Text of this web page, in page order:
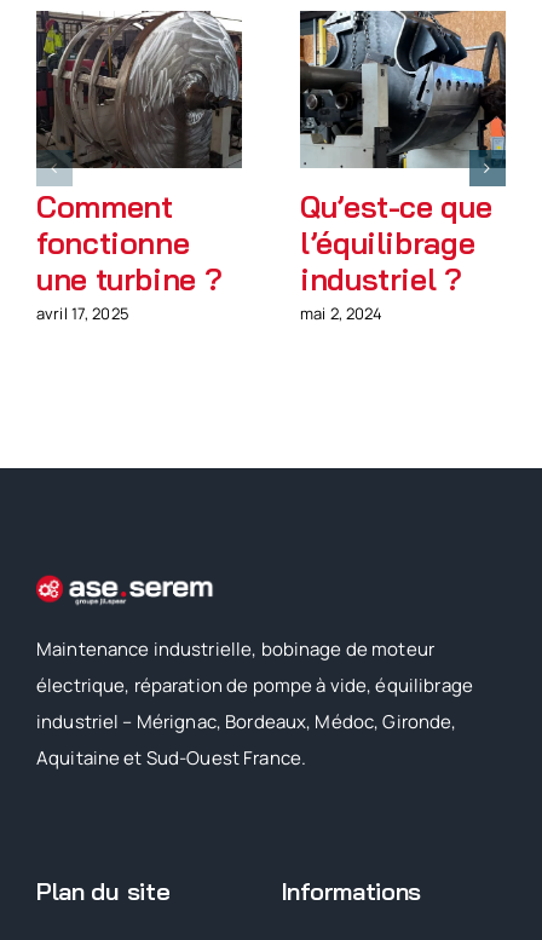
Comment
fonctionne
une turbine ?
avril 17, 2025
Qu’est-ce que
l’équilibrage
industriel ?
mai 2, 2024
Maintenance industrielle, bobinage de moteur
électrique, réparation de pompe à vide, équilibrage
industriel – Mérignac, Bordeaux, Médoc, Gironde,
Aquitaine et Sud-Ouest France.
Plan du site Informations